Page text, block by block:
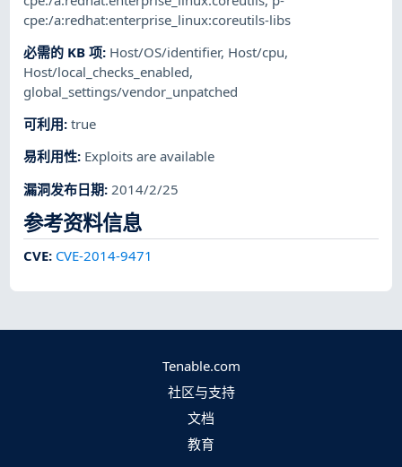
cpe:/a:redhat:enterprise_linux:coreutils-libs
必需的 KB 项: Host/OS/identifier, Host/cpu,
Host/local_checks_enabled,
global_settings/vendor_unpatched
可利用:true
易利用性: Exploits are available
漏洞发布日期: 2014/2/25
参考资料信息
CVE: CVE-2014-9471
Tenable.com
社区与支持
文档
教育